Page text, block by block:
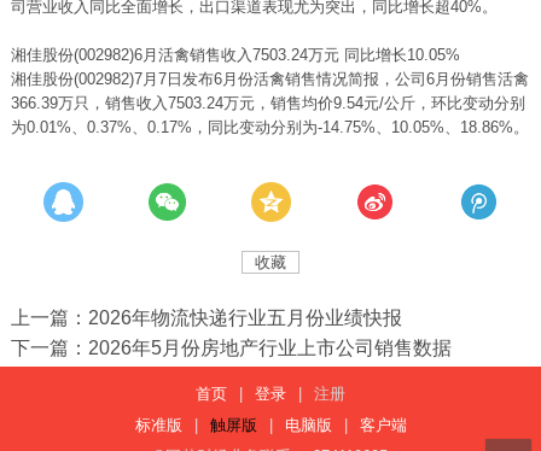
司营业收入同比全面增长，出口渠道表现尤为突出，同比增长超40%。
湘佳股份(002982)6月活禽销售收入7503.24万元 同比增长10.05%
湘佳股份(002982)7月7日发布6月份活禽销售情况简报，公司6月份销售活禽
366.39万只，销售收入7503.24万元，销售均价9.54元/公斤，环比变动分别
为0.01%、0.37%、0.17%，同比变动分别为-14.75%、10.05%、18.86%。
收藏
上一篇：2026年物流快递行业五月份业绩快报
下一篇：2026年5月份房地产行业上市公司销售数据
首页 登录
注册
标准版
触屏版 电脑版
客户端